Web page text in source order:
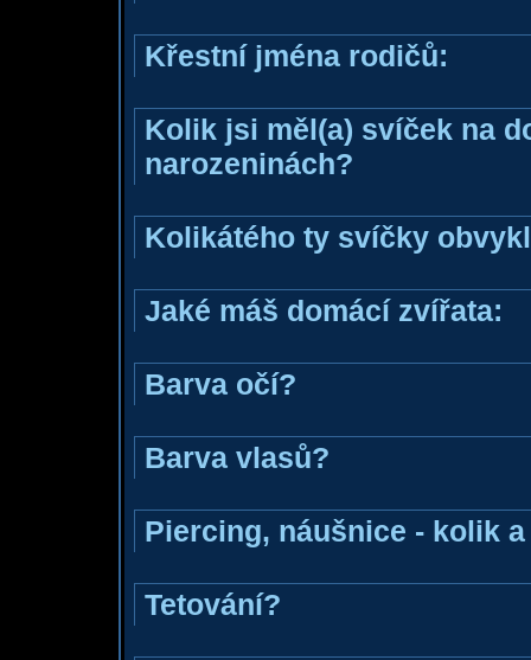
Křestní jména rodičů:
Kolik jsi měl(a) svíček na
narozeninách?
Kolikátého ty svíčky
Jaké máš domácí zvířata:
Barva očí?
Barva vlasů?
Piercing, náušnice - kolik
Tetování?